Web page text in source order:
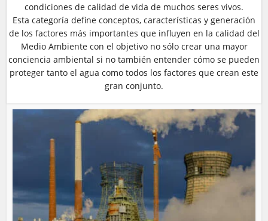
condiciones de calidad de vida de muchos seres vivos.
Esta categoría define conceptos, características y generación
de los factores más importantes que influyen en la calidad del
Medio Ambiente con el objetivo no sólo crear una mayor
conciencia ambiental si no también entender cómo se pueden
proteger tanto el agua como todos los factores que crean este
gran conjunto.